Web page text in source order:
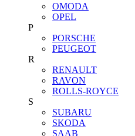
OMODA
OPEL
P
PORSCHE
PEUGEOT
R
RENAULT
RAVON
ROLLS-ROYCE
S
SUBARU
SKODA
SAAB